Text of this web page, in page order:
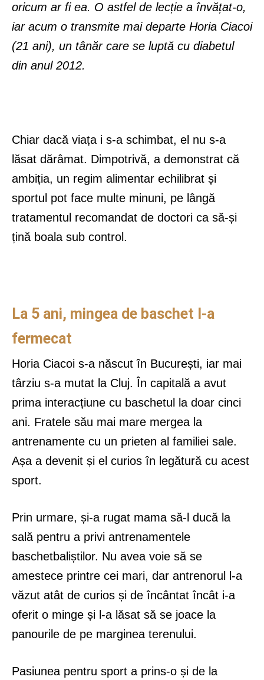
oricum ar fi ea. O astfel de lecție a învățat-o,
iar acum o transmite mai departe Horia Ciacoi
(21 ani), un tânăr care se luptă cu diabetul
din anul 2012.
Chiar dacă viața i s-a schimbat, el nu s-a
lăsat dărâmat. Dimpotrivă, a demonstrat că
ambiția, un regim alimentar echilibrat și
sportul pot face multe minuni, pe lângă
tratamentul recomandat de doctori ca să-și
țină boala sub control.
La 5 ani, mingea de baschet l-a
fermecat
Horia Ciacoi s-a născut în București, iar mai
târziu s-a mutat la Cluj. În capitală a avut
prima interacțiune cu baschetul la doar cinci
ani. Fratele său mai mare mergea la
antrenamente cu un prieten al familiei sale.
Așa a devenit și el curios în legătură cu acest
sport.
Prin urmare, și-a rugat mama să-l ducă la
sală pentru a privi antrenamentele
baschetbaliștilor. Nu avea voie să se
amestece printre cei mari, dar antrenorul l-a
văzut atât de curios și de încântat încât i-a
oferit o minge și l-a lăsat să se joace la
panourile de pe marginea terenului.
Pasiunea pentru sport a prins-o și de la